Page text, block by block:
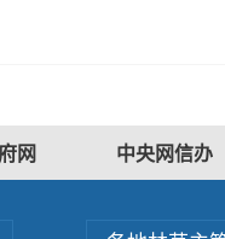
网 中央网信办